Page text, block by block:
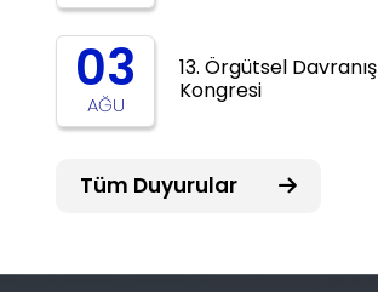
03
AĞU
13. Örgütsel Davranış
Kongresi
Tüm Duyurular